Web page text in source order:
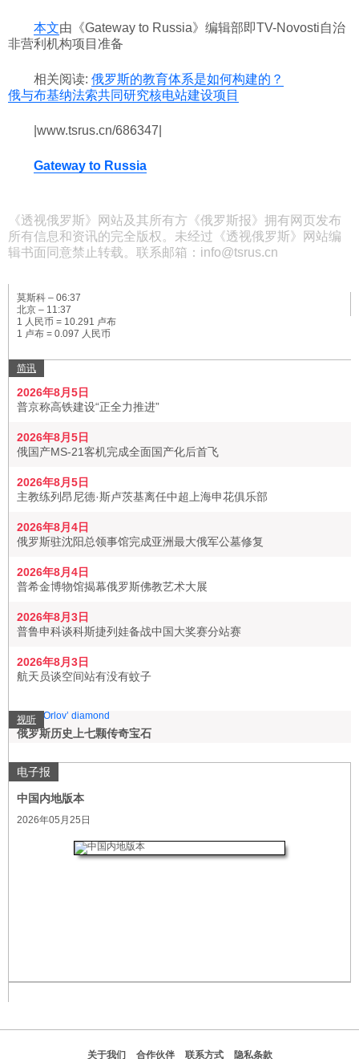
本文由《Gateway to Russia》编辑部即TV-Novosti自治
非营利机构项目准备
相关阅读: 俄罗斯的教育体系是如何构建的？
俄与布基纳法索共同研究核电站建设项目
|www.tsrus.cn/686347|
Gateway to Russia
《透视俄罗斯》网站及其所有方《俄罗斯报》拥有网页发布
所有信息和资讯的完全版权。未经过《透视俄罗斯》网站编
辑书面同意禁止转载。联系邮箱：info@tsrus.cn
莫斯科 – 06:37
北京 – 11:37
1 人民币 = 10.291 卢布
1 卢布 = 0.097 人民币
简讯
2026年8月5日
普京称高铁建设“正全力推进”
2026年8月5日
俄国产MS-21客机完成全面国产化后首飞
2026年8月5日
主教练列昂尼德·斯卢茨基离任中超上海申花俱乐部
2026年8月4日
俄罗斯驻沈阳总领事馆完成亚洲最大俄军公墓修复
2026年8月4日
普希金博物馆揭幕俄罗斯佛教艺术大展
2026年8月3日
普鲁申科谈科斯捷列娃备战中国大奖赛分站赛
2026年8月3日
航天员谈空间站有没有蚊子
视听
俄罗斯历史上七颗传奇宝石
电子报
中国内地版本
2026年05月25日
关于我们 合作伙伴 联系方式 隐私条款